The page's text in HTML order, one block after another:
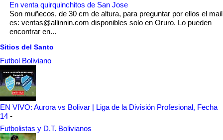
En venta quirquinchitos de San Jose
Son muñecos, de 30 cm de altura, para preguntar por ellos el mail
es: ventas@allinnin.com disponibles solo en Oruro. Lo pueden
encontrar en...
Sitios del Santo
Futbol Boliviano
EN VIVO: Aurora vs Bolivar | Liga de la División Profesional, Fecha
14 -
Futbolistas y D.T. Bolivianos